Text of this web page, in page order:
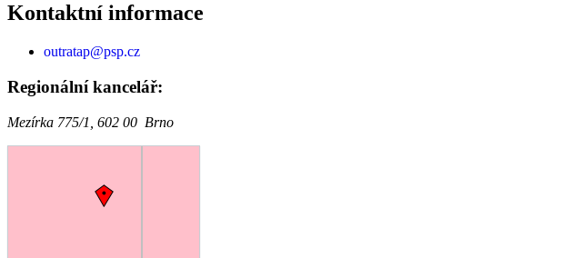
Kontaktní informace
outratap@psp.cz
Regionální kancelář:
Mezírka 775/1, 602 00 Brno